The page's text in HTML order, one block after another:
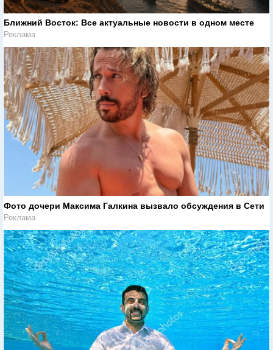
Ближний Восток: Все актуальные новости в одном месте
Реклама
Фото дочери Максима Галкина вызвало обсуждения в Сети
Реклама